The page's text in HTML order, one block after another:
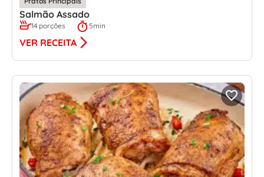
Salmão Assado
14 porções 5min
VER RECEITA